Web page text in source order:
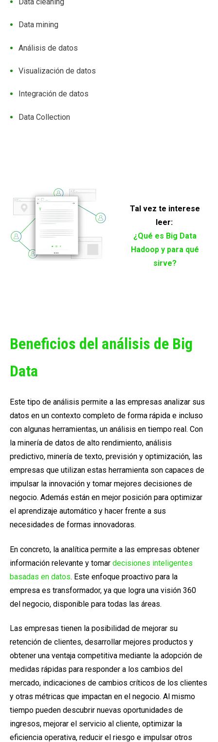
Data mining
Análisis de datos
Visualización de datos
Integración de datos
Data Collection
Tal vez te interese
leer:
¿Qué es Big Data
Hadoop y para qué
sirve?
Beneficios del análisis de Big
Data
Este tipo de análisis permite a las empresas analizar sus
datos en un contexto completo de forma rápida e incluso
con algunas herramientas, un análisis en tiempo real. Con
la minería de datos de alto rendimiento, análisis
predictivo, minería de texto, previsión y optimización, las
empresas que utilizan estas herramienta son capaces de
impulsar la innovación y tomar mejores decisiones de
negocio. Además están en mejor posición para optimizar
el aprendizaje automático y hacer frente a sus
necesidades de formas innovadoras.
En concreto, la analítica permite a las empresas obtener
información relevante y tomar decisiones inteligentes
basadas en datos. Este enfoque proactivo para la
empresa es transformador, ya que logra una visión 360
del negocio, disponible para todas las áreas.
Las empresas tienen la posibilidad de mejorar su
retención de clientes, desarrollar mejores productos y
obtener una ventaja competitiva mediante la adopción de
medidas rápidas para responder a los cambios del
mercado, indicaciones de cambios críticos de los clientes
y otras métricas que impactan en el negocio. Al mismo
tiempo pueden descubrir nuevas oportunidades de
ingresos, mejorar el servicio al cliente, optimizar la
eficiencia operativa, reducir el riesgo e impulsar otros